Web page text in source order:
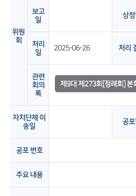
위원
회
보고
일
상
처리
일
2025-06-26 처리
관련
회의
록
제9대 제273회[정례회] 본
자치단체 이
송일
공
공포 번호
주요 내용